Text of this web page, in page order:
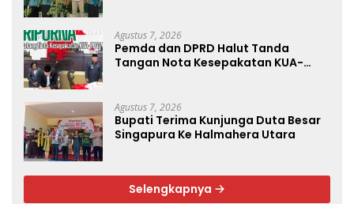
Agustus 7, 2026
Pemda dan DPRD Halut Tanda
Tangan Nota Kesepakatan KUA-
Agustus 7, 2026
Bupati Terima Kunjunga Duta Besar
Singapura Ke Halmahera Utara
Selengkapnya